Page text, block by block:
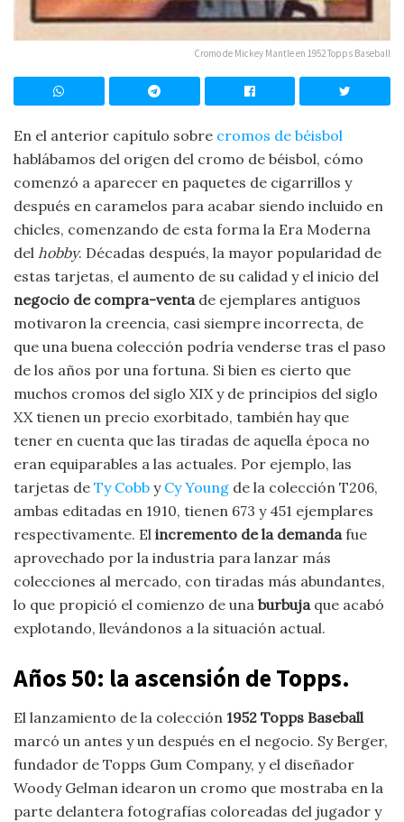
Cromo de Mickey Mantle en 1952 Topps Baseball
En el anterior capítulo sobre cromos de béisbol
hablábamos del origen del cromo de béisbol, cómo
comenzó a aparecer en paquetes de cigarrillos y
después en caramelos para acabar siendo incluido en
chicles, comenzando de esta forma la Era Moderna
del hobby. Décadas después, la mayor popularidad de
estas tarjetas, el aumento de su calidad y el inicio del
negocio de compra-venta de ejemplares antiguos
motivaron la creencia, casi siempre incorrecta, de
que una buena colección podría venderse tras el paso
de los años por una fortuna. Si bien es cierto que
muchos cromos del siglo XIX y de principios del siglo
XX tienen un precio exorbitado, también hay que
tener en cuenta que las tiradas de aquella época no
eran equiparables a las actuales. Por ejemplo, las
tarjetas de Ty Cobb y Cy Young de la colección T206,
ambas editadas en 1910, tienen 673 y 451 ejemplares
respectivamente. El incremento de la demanda fue
aprovechado por la industria para lanzar más
colecciones al mercado, con tiradas más abundantes,
lo que propició el comienzo de una burbuja que acabó
explotando, llevándonos a la situación actual.
Años 50: la ascensión de Topps.
El lanzamiento de la colección 1952 Topps Baseball
marcó un antes y un después en el negocio. Sy Berger,
fundador de Topps Gum Company, y el diseñador
Woody Gelman idearon un cromo que mostraba en la
parte delantera fotografías coloreadas del jugador y